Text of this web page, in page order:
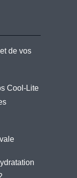
de vos
Cool-Lite